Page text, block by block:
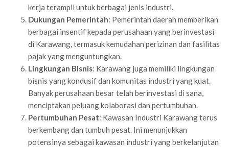
kerja terampil untuk berbagai jenis industri.
Dukungan Pemerintah: Pemerintah daerah memberikan
berbagai insentif kepada perusahaan yang berinvestasi
di Karawang, termasuk kemudahan perizinan dan fasilitas
pajak yang menguntungkan.
Lingkungan Bisnis: Karawang juga memiliki lingkungan
bisnis yang kondusif dan komunitas industri yang kuat.
Banyak perusahaan besar telah berinvestasi di sana,
menciptakan peluang kolaborasi dan pertumbuhan.
Pertumbuhan Pesat: Kawasan Industri Karawang terus
berkembang dan tumbuh pesat. Ini menunjukkan
potensinya sebagai kawasan industri yang berkelanjutan